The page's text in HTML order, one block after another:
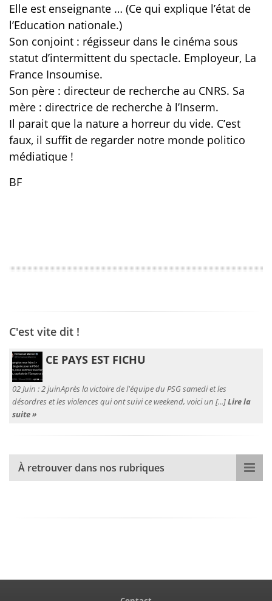
Elle est enseignante … (Ce qui explique l’état de
l’Education nationale.)
Son conjoint : régisseur dans le cinéma sous
statut d’intermittent du spectacle. Employeur, La
France Insoumise.
Son père : directeur de recherche au CNRS. Sa
mère : directrice de recherche à l’Inserm.
Il parait que la nature a horreur du vide. C’est
faux, il suffit de regarder notre monde politico
médiatique !
BF
C'est vite dit !
CE PAYS EST FICHU
02 Juin :2 juinAprès la victoire de l'équipe du PSG samedi et les
désordres et les violences qui ont suivi ce weekend, voici un [...]Lire la
suite »
À retrouver dans nos rubriques